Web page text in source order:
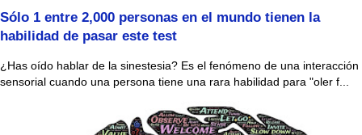
Sólo 1 entre 2,000 personas en el mundo tienen la
habilidad de pasar este test
¿Has oído hablar de la sinestesia? Es el fenómeno de una interacción
sensorial cuando una persona tiene una rara habilidad para "oler f...